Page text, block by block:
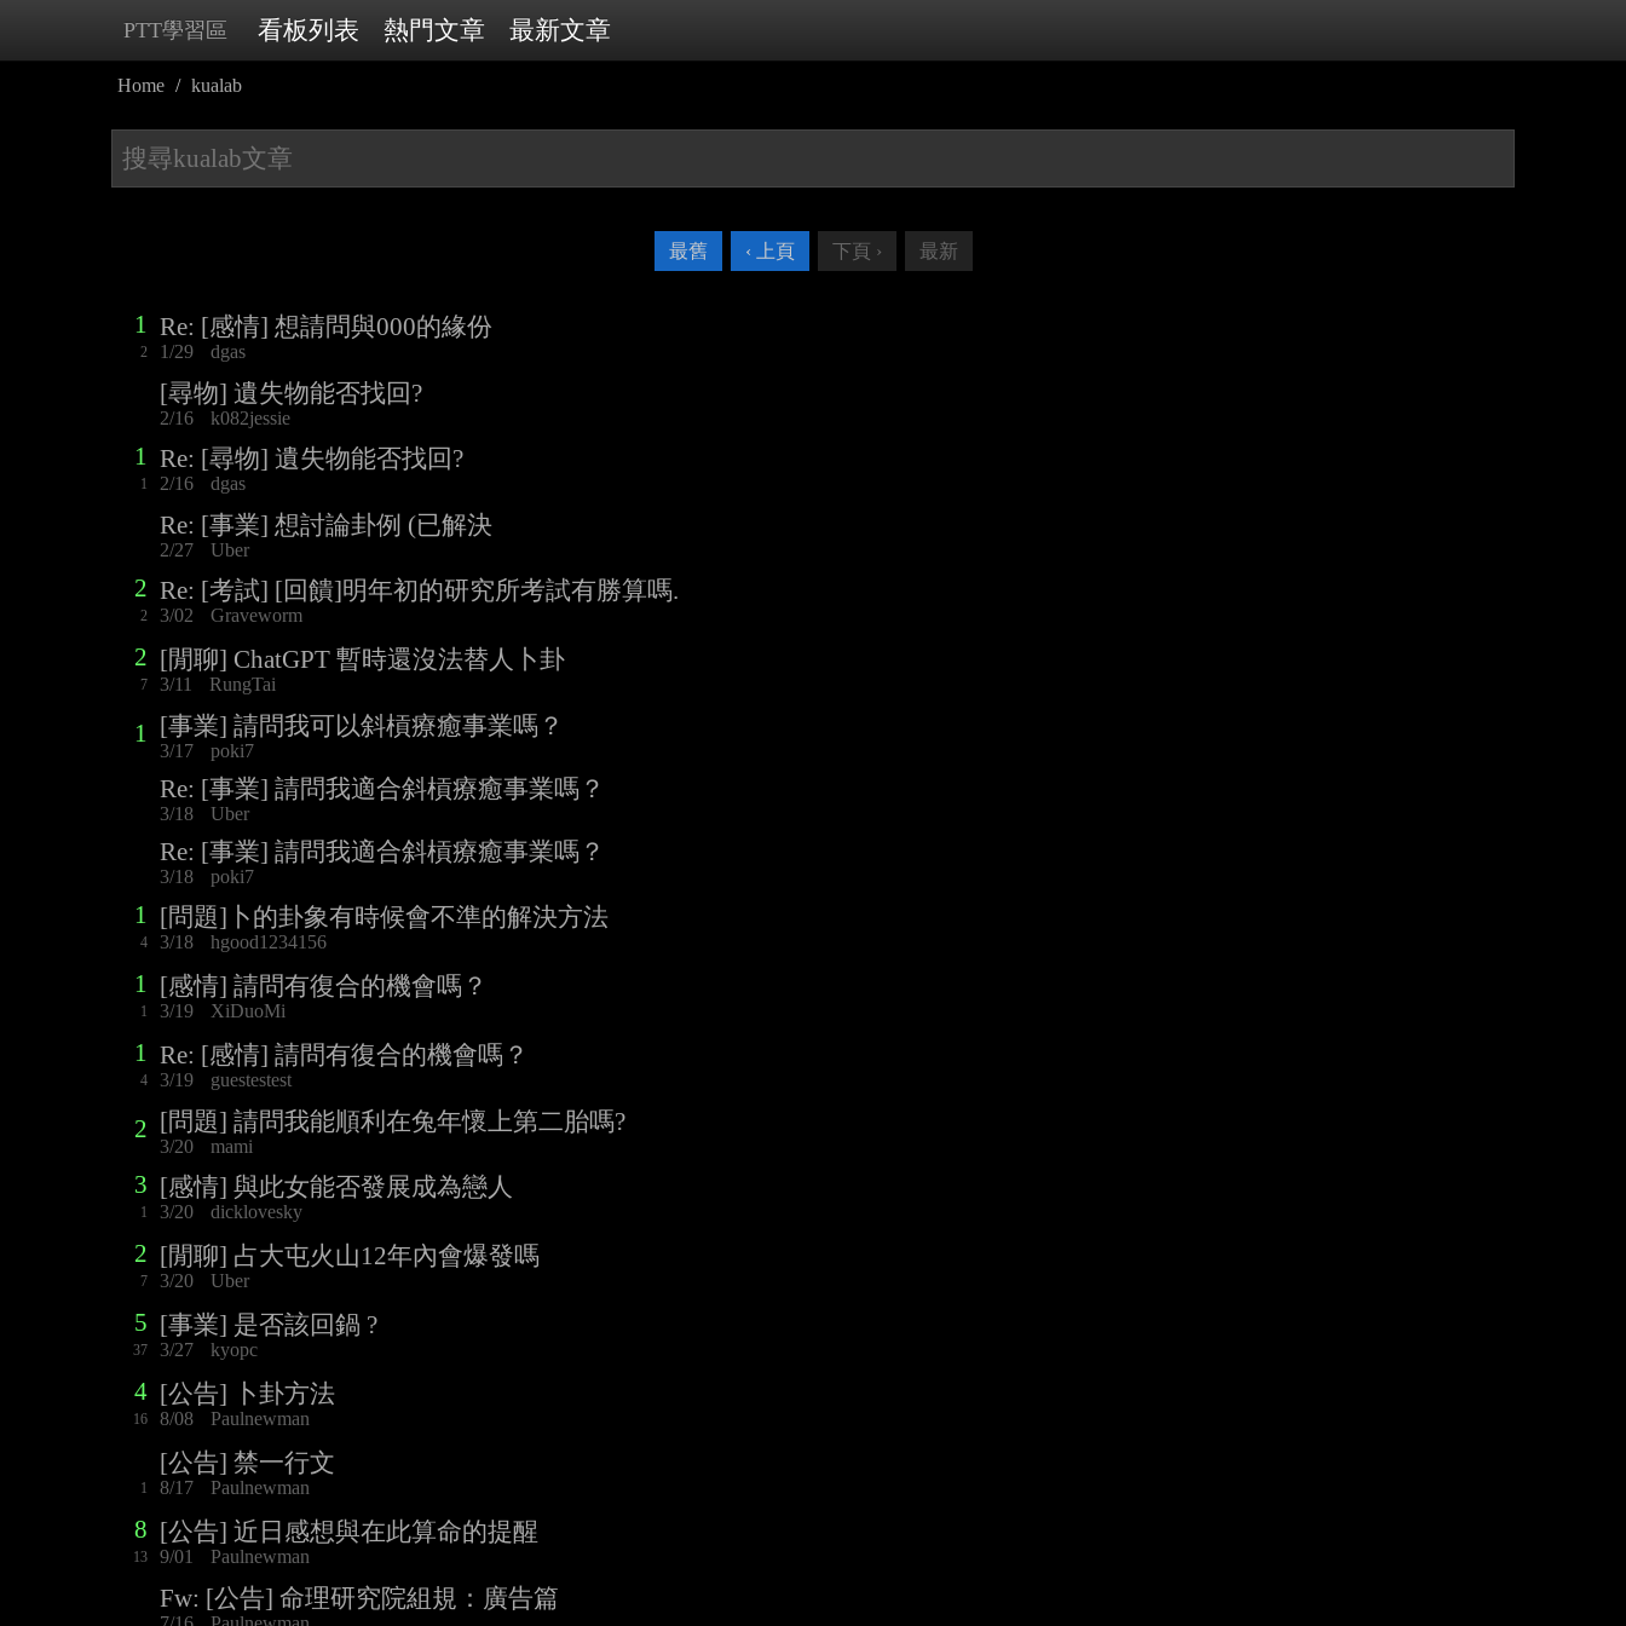
PTT學習區 看板列表 熱門文章 最新文章
Home kualab
最舊 ‹ 上頁 下頁 › 最新
1
2
Re: [感情] 想請問與000的緣份
1/29 dgas
[尋物] 遺失物能否找回?
2/16 k082jessie
1
1
Re: [尋物] 遺失物能否找回?
2/16 dgas
Re: [事業] 想討論卦例 (已解決
2/27 Uber
2
2
Re: [考試] [回饋]明年初的研究所考試有勝算嗎.
3/02 Graveworm
2
7
[閒聊] ChatGPT 暫時還沒法替人卜卦
3/11 RungTai
1 [事業] 請問我可以斜槓療癒事業嗎？
3/17 poki7
Re: [事業] 請問我適合斜槓療癒事業嗎？
3/18 Uber
Re: [事業] 請問我適合斜槓療癒事業嗎？
3/18 poki7
1
4
[問題]卜的卦象有時候會不準的解決方法
3/18 hgood1234156
1
1
[感情] 請問有復合的機會嗎？
3/19 XiDuoMi
1
4
Re: [感情] 請問有復合的機會嗎？
3/19 guestestest
2 [問題] 請問我能順利在兔年懷上第二胎嗎?
3/20 mami
3
1
[感情] 與此女能否發展成為戀人
3/20 dicklovesky
2
7
[閒聊] 占大屯火山12年內會爆發嗎
3/20 Uber
5
37
[事業] 是否該回鍋 ?
3/27 kyopc
4
16
[公告] 卜卦方法
8/08 Paulnewman
1
[公告] 禁一行文
8/17 Paulnewman
8
13
[公告] 近日感想與在此算命的提醒
9/01 Paulnewman
Fw: [公告] 命理研究院組規：廣告篇